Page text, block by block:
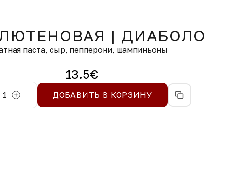
| ДИАБОЛО
паста, сыр, пепперони, шампиньоны
13.5€
1 ДОБАВИТЬ В КОРЗИНУ